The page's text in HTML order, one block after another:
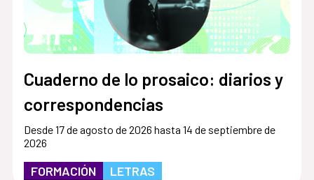
Cuaderno de lo prosaico: diarios y
correspondencias
Desde 17 de agosto de 2026 hasta 14 de septiembre de
2026
FORMACIÓN LETRAS